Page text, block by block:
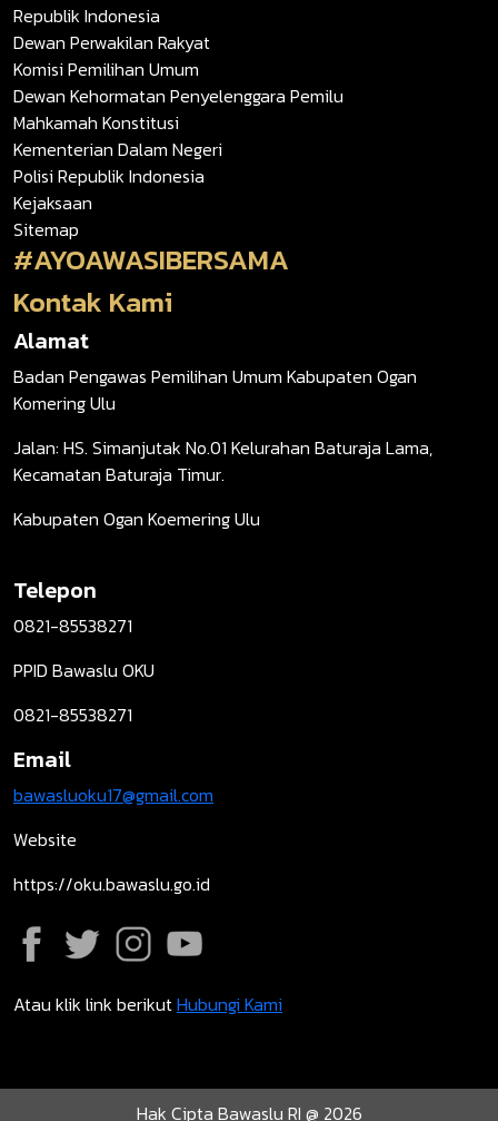
Republik Indonesia
Dewan Perwakilan Rakyat
Komisi Pemilihan Umum
Dewan Kehormatan Penyelenggara Pemilu
Mahkamah Konstitusi
Kementerian Dalam Negeri
Polisi Republik Indonesia
Kejaksaan
Sitemap
#AYOAWASIBERSAMA
Kontak Kami
Alamat
Badan Pengawas Pemilihan Umum Kabupaten Ogan
Komering Ulu
Jalan: HS. Simanjutak No.01 Kelurahan Baturaja Lama,
Kecamatan Baturaja Timur.
Kabupaten Ogan Koemering Ulu
Telepon
0821-85538271
PPID Bawaslu OKU
0821-85538271
Email
bawasluoku17@gmail.com
Website
https://oku.bawaslu.go.id
Atau klik link berikutHubungi Kami
Hak Cipta Bawaslu RI @ 2026